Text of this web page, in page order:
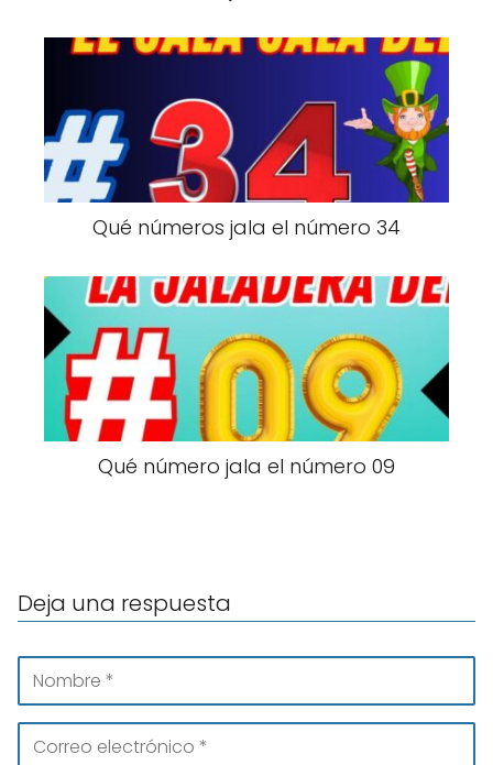
Qué números jala el número 34
Qué número jala el número 09
Deja una respuesta